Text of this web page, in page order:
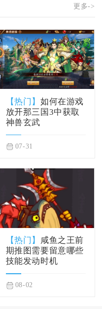
更多->
【热门】如何在游戏
放开那三国3中获取
神兽玄武
07-31
【热门】
咸鱼之王前
期推图需要留意哪些
技能发动时机
08-02